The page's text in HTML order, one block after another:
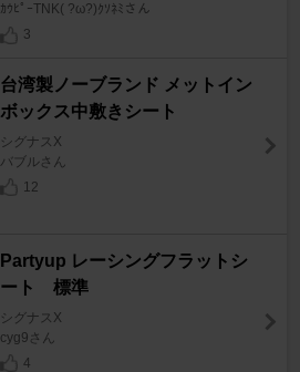
ｶｳﾋﾟｰTNK( ?ω?)ｸｿﾈﾐさん
3
台湾製ノーブランド メットイン
ボックス中敷きシート
シグナスX
バブルさん
12
Partyup レーシングフラットシ
ート 標準
シグナスX
cyg9さん
4